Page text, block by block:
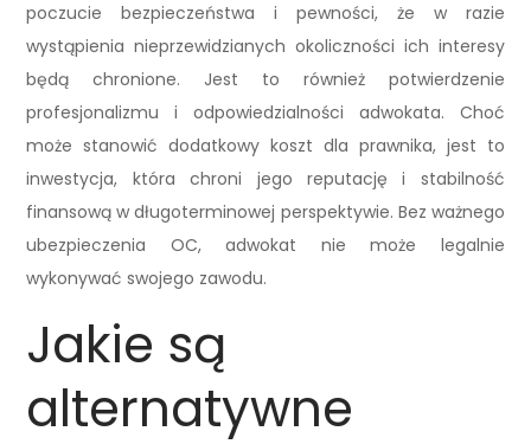
poczucie bezpieczeństwa i pewności, że w razie
wystąpienia nieprzewidzianych okoliczności ich interesy
będą chronione. Jest to również potwierdzenie
profesjonalizmu i odpowiedzialności adwokata. Choć
może stanowić dodatkowy koszt dla prawnika, jest to
inwestycja, która chroni jego reputację i stabilność
finansową w długoterminowej perspektywie. Bez ważnego
ubezpieczenia OC, adwokat nie może legalnie
wykonywać swojego zawodu.
Jakie są
alternatywne